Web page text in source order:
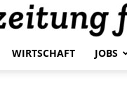
WIRTSCHAFT JOBS